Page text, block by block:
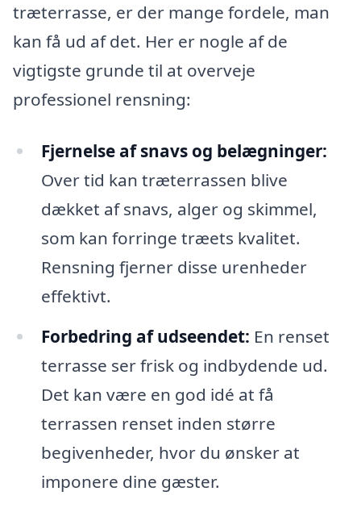
træterrasse, er der mange fordele, man
kan få ud af det. Her er nogle af de
vigtigste grunde til at overveje
professionel rensning:
Fjernelse af snavs og belægninger:
Over tid kan træterrassen blive
dækket af snavs, alger og skimmel,
som kan forringe træets kvalitet.
Rensning fjerner disse urenheder
effektivt.
Forbedring af udseendet: En renset
terrasse ser frisk og indbydende ud.
Det kan være en god idé at få
terrassen renset inden større
begivenheder, hvor du ønsker at
imponere dine gæster.